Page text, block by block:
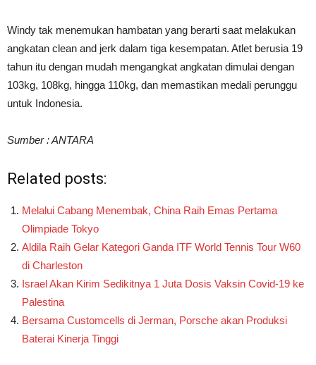
Windy tak menemukan hambatan yang berarti saat melakukan
angkatan clean and jerk dalam tiga kesempatan. Atlet berusia 19
tahun itu dengan mudah mengangkat angkatan dimulai dengan
103kg, 108kg, hingga 110kg, dan memastikan medali perunggu
untuk Indonesia.
Sumber : ANTARA
Related posts:
Melalui Cabang Menembak, China Raih Emas Pertama
Olimpiade Tokyo
Aldila Raih Gelar Kategori Ganda ITF World Tennis Tour W60
di Charleston
Israel Akan Kirim Sedikitnya 1 Juta Dosis Vaksin Covid-19 ke
Palestina
Bersama Customcells di Jerman, Porsche akan Produksi
Baterai Kinerja Tinggi